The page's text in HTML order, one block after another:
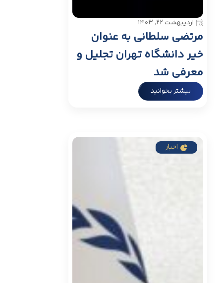
اردیبهشت ۲۲, ۱۴۰۳
مرتضی سلطانی به عنوان
خیر دانشگاه تهران تجلیل و
معرفی شد
بیشتر بخوانید
اخبار